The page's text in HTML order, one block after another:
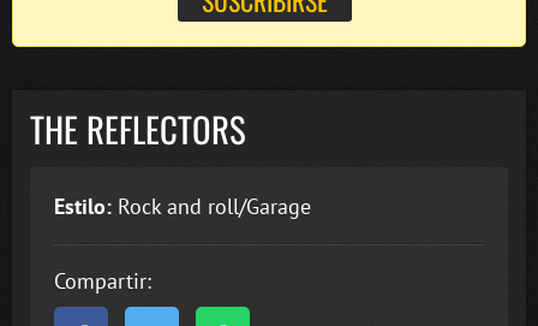
THE REFLECTORS
Estilo: Rock and roll/Garage
Compartir: